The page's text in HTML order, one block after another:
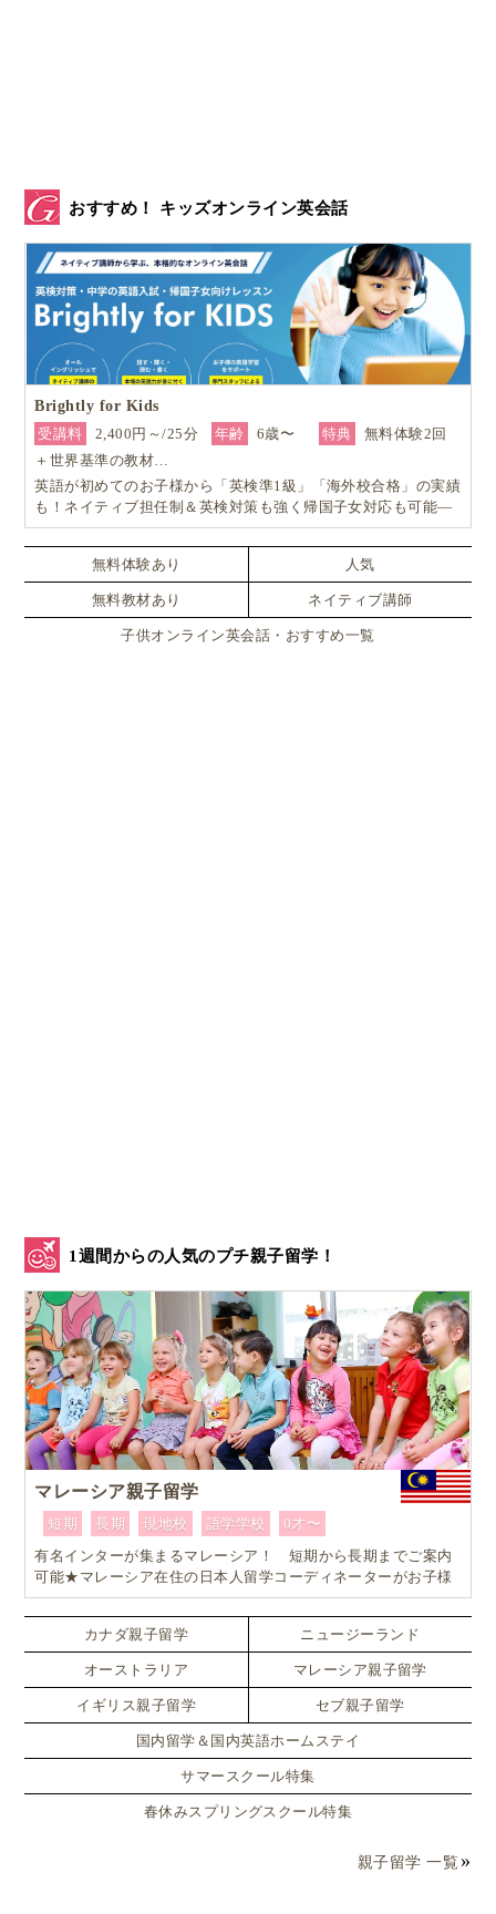
おすすめ！ キッズオンライン英会話
Brightly for Kids
受講料
2,400円～/25分 年齢 6歳〜 特典
無料体験2回
＋世界基準の教材…
英語が初めてのお子様から「英検準1級」「海外校合格」の実績
も！ネイティブ担任制＆英検対策も強く帰国子女対応も可能―
小学生からの4技能本格英会話『Brightly for Kids｜ブライトリ
ー』
無料体験あり
人気
無料教材あり ネイティブ講師
子供オンライン英会話・おすすめ一覧
1週間からの人気のプチ親子留学！
マレーシア親子留学
短期 長期 現地校 語学学校
0才〜
有名インターが集まるマレーシア！ 短期から長期までご案内
可能★マレーシア在住の日本人留学コーディネーターがお子様
お一人おひとりに合ったワンランク上のマレーシア親子留学を
カスタマイズ
カナダ親子留学
ニュージーランド
オーストラリア マレーシア親子留学
イギリス親子留学 セブ親子留学
国内留学＆国内英語ホームステイ
サマースクール特集
春休みスプリングスクール特集
親子留学 一覧